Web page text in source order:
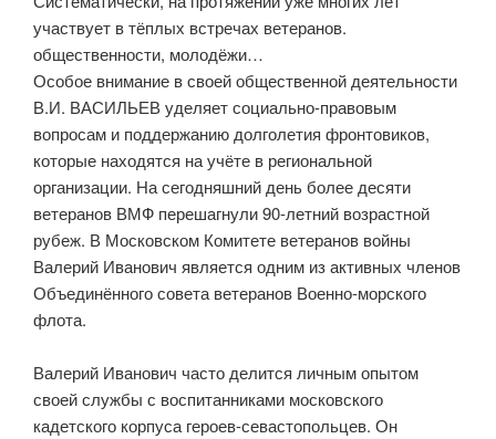
участвует в тёплых встречах ветеранов.
общественности, молодёжи…
Особое внимание в своей общественной деятельности
В.И. ВАСИЛЬЕВ уделяет социально-правовым
вопросам и поддержанию долголетия фронтовиков,
которые находятся на учёте в региональной
организации. На сегодняшний день более десяти
ветеранов ВМФ перешагнули 90-летний возрастной
рубеж. В Московском Комитете ветеранов войны
Валерий Иванович является одним из активных членов
Объединённого совета ветеранов Военно-морского
флота.
Валерий Иванович часто делится личным опытом
своей службы с воспитанниками московского
кадетского корпуса героев-севастопольцев. Он